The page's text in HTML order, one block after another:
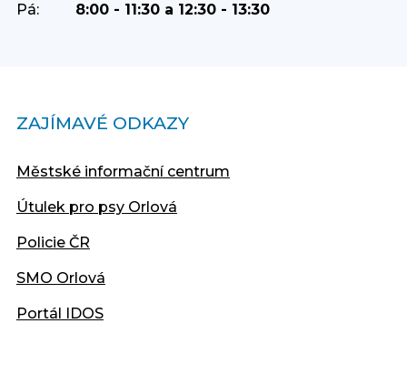
Pá:
8:00 - 11:30 a 12:30 - 13:30
ZAJÍMAVÉ ODKAZY
Městské informační centrum
Útulek pro psy Orlová
Policie ČR
SMO Orlová
Portál IDOS